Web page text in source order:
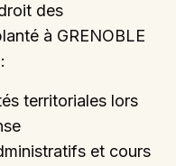
des
à GRENOBLE
territoriales lors
et cours